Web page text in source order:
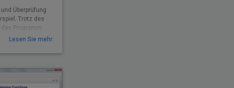
Überprüfung
Trotz des
Programm
erweiterbar und
flexibel
AutoCAD-
Lesen Sie mehr